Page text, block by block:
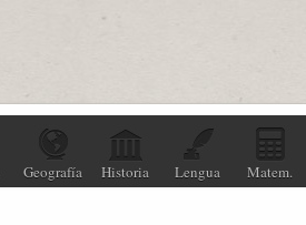
Geografía Historia Lengua Matem.